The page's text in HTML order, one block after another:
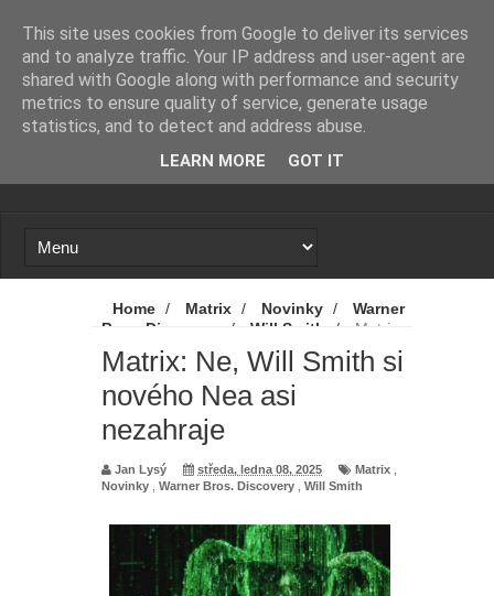
Loading...
Home / Matrix / Novinky /
Warner
Bros. Discovery
/ Will Smith /
Matrix:
Ne, Will Smith si nového Nea asi nezahraje
Matrix: Ne, Will Smith si
nového Nea asi
nezahraje
Jan Lysý středa, ledna 08, 2025 Matrix
Novinky
Warner Bros. Discovery Will Smith
This site uses cookies from Google to deliver its services
and to analyze traffic. Your IP address and user-agent are
shared with Google along with performance and security
metrics to ensure quality of service, generate usage
statistics, and to detect and address abuse.
LEARN MORE GOT IT